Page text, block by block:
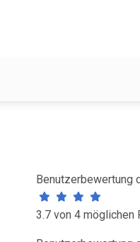
Benutzerbewertung
3.7 von 4 möglichen